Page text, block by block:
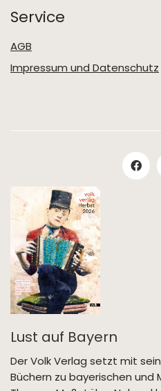
Service
AGB
Impressum und Datenschutz
Lust auf Bayern
Der Volk Verlag setzt mit
Büchern zu bayerischen und